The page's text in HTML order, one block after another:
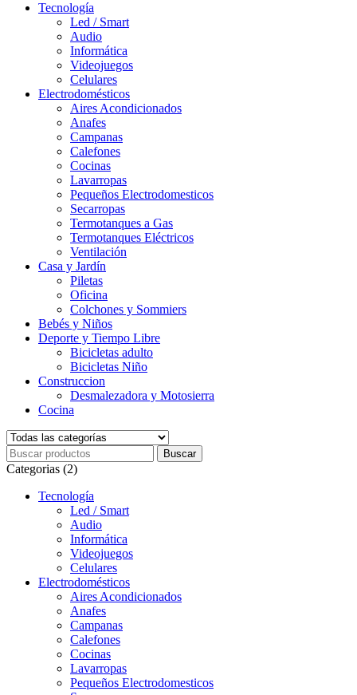
Tecnología
Led / Smart
Audio
Informática
Videojuegos
Celulares
Electrodomésticos
Aires Acondicionados
Anafes
Campanas
Calefones
Cocinas
Lavarropas
Pequeños Electrodomesticos
Secarropas
Termotanques a Gas
Termotanques Eléctricos
Ventilación
Casa y Jardín
Piletas
Oficina
Colchones y Sommiers
Bebés y Niños
Deporte y Tiempo Libre
Bicicletas adulto
Bicicletas Niño
Construccion
Desmalezadora y Motosierra
Cocina
Categorias (2)
Tecnología
Led / Smart
Audio
Informática
Videojuegos
Celulares
Electrodomésticos
Aires Acondicionados
Anafes
Campanas
Calefones
Cocinas
Lavarropas
Pequeños Electrodomesticos